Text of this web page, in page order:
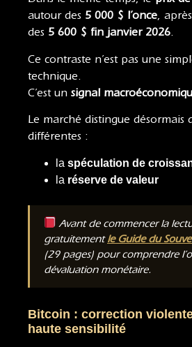
autour des 5 000 $ l’once,
des 5 600 $ fin janvier 2026.
Ce contraste n’est pas une
technique.
C’est un signal
Le marché distingue désormais
différentes :
la spéculation de
la réserve de valeur
Avant de commencer la
gratuitementle Guide du
(29 pages) pour comprendre
dévaluation monétaire.
Bitcoin : correction
haute sensibilité